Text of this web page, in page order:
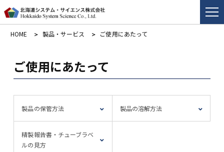
HOME 製品・サービス ご使用にあたって
ご使用にあたって
製品の保管方法 製品の溶解方法
精製報告書・チューブラベ
ルの見方